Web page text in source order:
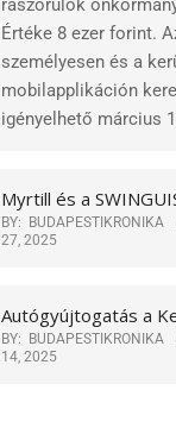
rászorulók
Értéke 8 ezer forint.
személyesen és a
mobilapplikáción
igényelhető március
Myrtill és a
BY: BUDAPESTIKRONIKA
27, 2025
Autógyújtogatás a
BY: BUDAPESTIKRONIKA
14, 2025